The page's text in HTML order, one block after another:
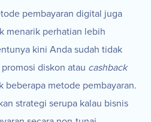
pembayaran digital juga
menarik perhatian lebih
kini Anda sudah tidak
diskon atau cashback
beberapa metode pembayaran.
strategi serupa kalau bisnis